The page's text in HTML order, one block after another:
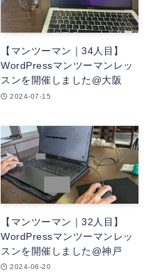
【マンツーマン｜34人目】
WordPressマンツーマンレッ
スンを開催しました@大阪
2024-07-15
【マンツーマン｜32人目】
WordPressマンツーマンレッ
スンを開催しました@神戸
2024-06-20